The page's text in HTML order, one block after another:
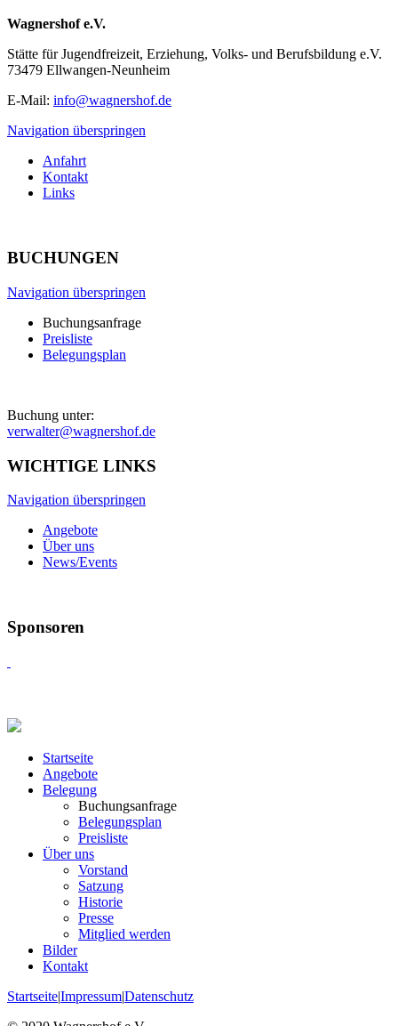
Wagnershof e.V.
Stätte für Jugendfreizeit, Erziehung, Volks- und Berufsbildung e.V.
73479 Ellwangen-Neunheim
E-Mail: info@wagnershof.de
Navigation überspringen
Anfahrt
Kontakt
Links
BUCHUNGEN
Navigation überspringen
Buchungsanfrage
Preisliste
Belegungsplan
Buchung unter:
verwalter@wagnershof.de
WICHTIGE LINKS
Navigation überspringen
Angebote
Über uns
News/Events
Sponsoren
Startseite
Angebote
Belegung
Buchungsanfrage
Belegungsplan
Preisliste
Über uns
Vorstand
Satzung
Historie
Presse
Mitglied werden
Bilder
Kontakt
Startseite|Impressum|Datenschutz